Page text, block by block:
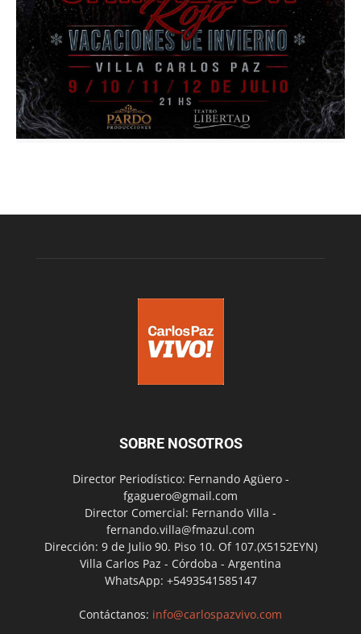
SOBRE NOSOTROS
Director Periodístico: Fernando Agüero -
fgaguero@gmail.com
Director Comercial: Fernando Villa -
fernando.villa@fmazul.com
Dirección: 9 de Julio 90. Piso 10. Of 107.(X5152EYN)
Villa Carlos Paz - Córdoba - Argentina
WhatsApp: +5493541585147
Contáctanos: info@carlospazvivo.com